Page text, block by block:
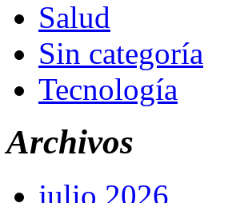
Salud
Sin categoría
Tecnología
Archivos
julio 2026